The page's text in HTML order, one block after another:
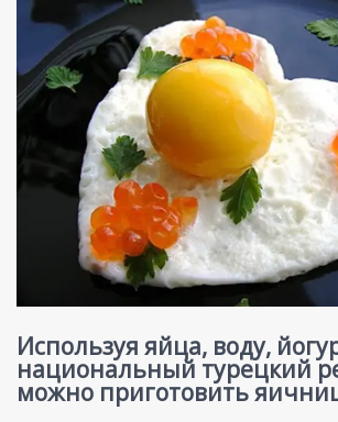
Используя яйца, воду,
национальный турецкий
можно приготовить